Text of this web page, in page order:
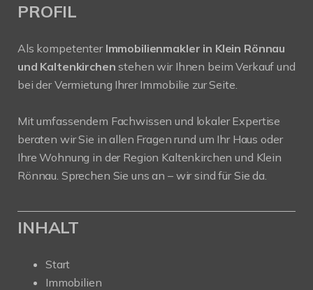
PROFIL
Als kompetenter Immobilienmakler in Klein Rönnau
und Kaltenkirchenstehen wir Ihnen beim Verkauf und
bei der Vermietung Ihrer Immobilie zur Seite.
Mit umfassendem Fachwissen und lokaler Expertise
beraten wir Sie in allen Fragen rund um Ihr Haus oder
Ihre Wohnung in der Region Kaltenkirchen und Klein
Rönnau. Sprechen Sie uns an – wir sind für Sie da.
INHALT
Start
Immobilien